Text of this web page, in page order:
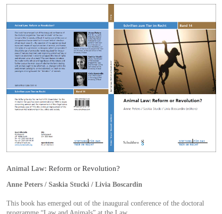
Animal Law: Reform or Revolution?
Anne Peters / Saskia Stucki / Livia Boscardin
This book has emerged out of the inaugural conference of the doctoral